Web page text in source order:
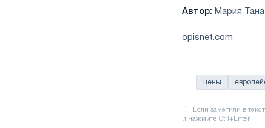
Автор: Мария
opisnet.com
цены